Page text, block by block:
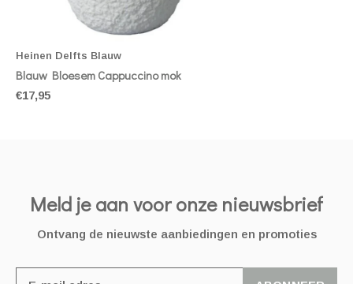
Heinen Delfts Blauw
Blauw Bloesem Cappuccino mok
€17,95
Meld je aan voor onze nieuwsbrief
Ontvang de nieuwste aanbiedingen en promoties